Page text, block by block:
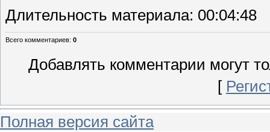
Длительность материала: 00:04:48
Всего комментариев: 0
Добавлять комментарии могут
[
Полная версия сайта